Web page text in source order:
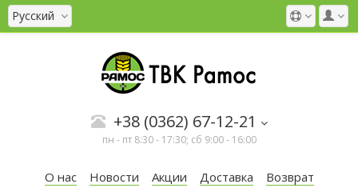
Русский
+38 (0362) 67-12-21
пн - пт 8:30 - 17:30; сб 9:00 - 16:00
О нас Новости Акции Доставка
Возврат